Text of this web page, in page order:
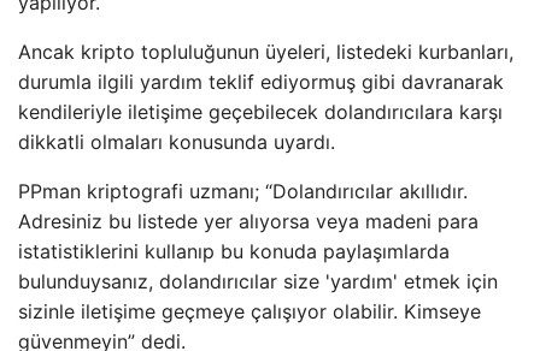
Ancak kripto topluluğunun üyeleri, listedeki kurbanları,
durumla ilgili yardım teklif ediyormuş gibi davranarak
kendileriyle iletişime geçebilecek dolandırıcılara karşı
dikkatli olmaları konusunda uyardı.
PPman kriptografi uzmanı; “Dolandırıcılar akıllıdır.
Adresiniz bu listede yer alıyorsa veya madeni para
istatistiklerini kullanıp bu konuda paylaşımlarda
bulunduysanız, dolandırıcılar size 'yardım' etmek için
sizinle iletişime geçmeye çalışıyor olabilir. Kimseye
güvenmeyin” dedi.